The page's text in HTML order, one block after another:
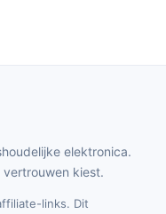
elektronica.
kiest.
links. Dit